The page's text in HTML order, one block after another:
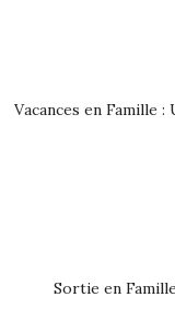
Vacances en Famille
Sortie en